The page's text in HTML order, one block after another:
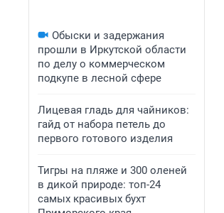
Обыски и задержания
прошли в Иркутской области
по делу о коммерческом
подкупе в лесной сфере
Лицевая гладь для чайников:
гайд от набора петель до
первого готового изделия
Тигры на пляже и 300 оленей
в дикой природе: топ-24
самых красивых бухт